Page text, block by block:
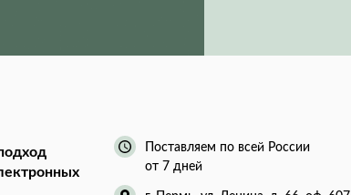
Поставляем по всей России
от 7 дней